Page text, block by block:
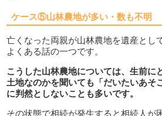
ケース⑤山林農地が多い・数も不明
亡くなった両親が山林農地を遺産とし
よくある話の一つです。
こうした山林農地については、生前に
土地なのかを聞いても「だいたいあそ
に判然としないことも多いです。
その状態で相続が発生すると相続人が